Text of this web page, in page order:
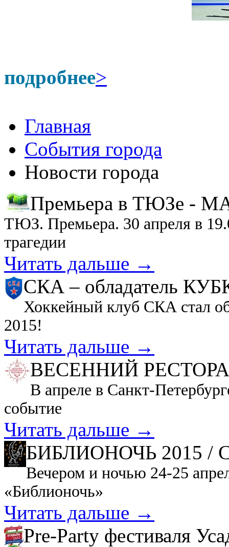
подробнее>
Главная
События города
Новости города
Премьера в ТЮЗе -
ТЮЗ. Премьера. 30 апреля в
трагедии
Читать дальше →
СКА – обладатель
Хоккейный клуб СКА стал
2015!
Читать дальше →
ВЕСЕННИЙ
В апреле в Санкт-
событие
Читать дальше →
БИБЛИОНОЧЬ 2015 /
Вечером и ночью 24-25
«Библионочь»
Читать дальше →
Pre-Party фестиваля